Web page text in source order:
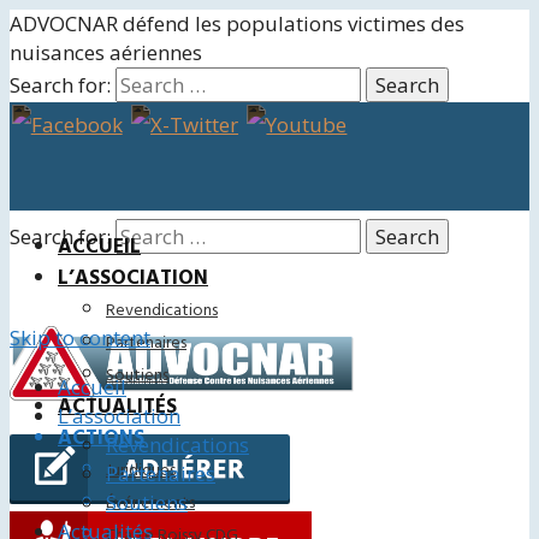
ADVOCNAR défend les populations victimes des
nuisances aériennes
Search for:
Search for:
ACCUEIL
L’ASSOCIATION
Revendications
Partenaires
Soutiens
ACTUALITÉS
ACTIONS
Juridiques
Événements
Skip to content
Accueil
L’association
Revendications
Partenaires
Soutiens
Actualités